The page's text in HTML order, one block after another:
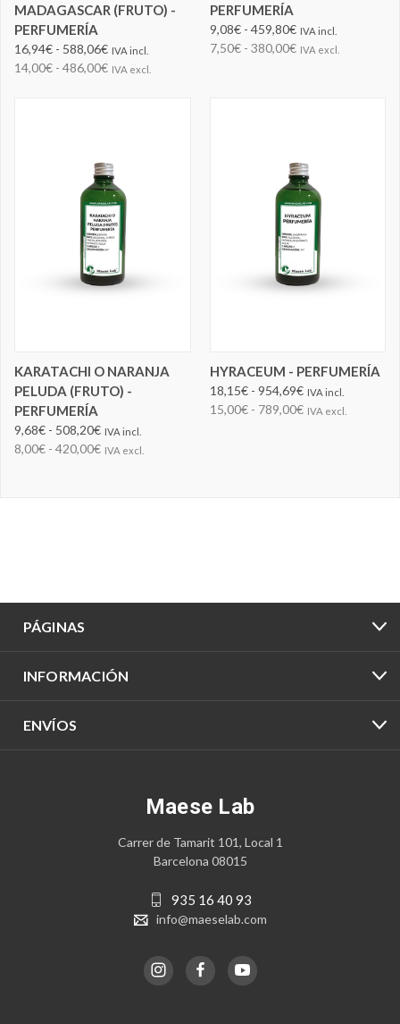
MADAGASCAR (FRUTO) -
PERFUMERÍA
16,94€ - 588,06€ IVA incl.
14,00€ - 486,00€ IVA excl.
PERFUMERÍA
9,08€ - 459,80€ IVA incl.
7,50€ - 380,00€ IVA excl.
KARATACHI O NARANJA
PELUDA (FRUTO) -
PERFUMERÍA
9,68€ - 508,20€ IVA incl.
8,00€ - 420,00€ IVA excl.
HYRACEUM - PERFUMERÍA
18,15€ - 954,69€ IVA incl.
15,00€ - 789,00€ IVA excl.
PÁGINAS
INFORMACIÓN
ENVÍOS
Maese Lab
Carrer de Tamarit 101, Local 1
Barcelona 08015
935 16 40 93
info@maeselab.com